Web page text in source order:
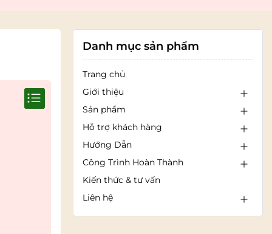
Danh mục sản phẩm
Trang chủ
Giới thiệu
Sản phẩm
Hỗ trợ khách hàng
Hướng Dẫn
Công Trình Hoàn Thành
Kiến thức & tư vấn
Liên hệ